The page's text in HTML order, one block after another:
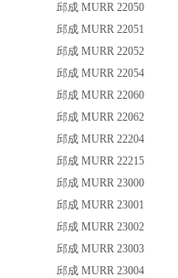
邱成 MURR 22050
邱成 MURR 22051
邱成 MURR 22052
邱成 MURR 22054
邱成 MURR 22060
邱成 MURR 22062
邱成 MURR 22204
邱成 MURR 22215
邱成 MURR 23000
邱成 MURR 23001
邱成 MURR 23002
邱成 MURR 23003
邱成 MURR 23004